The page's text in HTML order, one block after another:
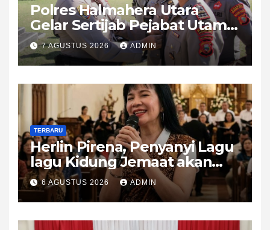
Polres Halmahera Utara
Gelar Sertijab Pejabat Utama
dan Kapolsek, AKBP
Erlichson Ingatkan
Pentingnya Sinergi
7 AGUSTUS 2026 ADMIN
TERBARU
Herlin Pirena, Penyanyi Lagu
lagu Kidung Jemaat akan
KKR 2 malam di Tobelo
6 AGUSTUS 2026 ADMIN